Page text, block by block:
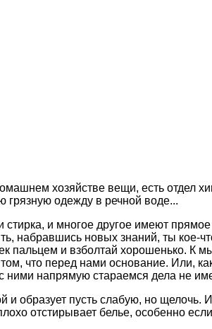
хозяйстве вещи, есть отдел
одежду в речной воде...
стирка, и многое другое имеют
набравшись новых знаний, ты кое-
пальцем и взболтай хорошенько. К
что перед нами основание. Или,
напрямую стараемся дела не
образует пусть слабую, но
отстирывает белье, особенно если